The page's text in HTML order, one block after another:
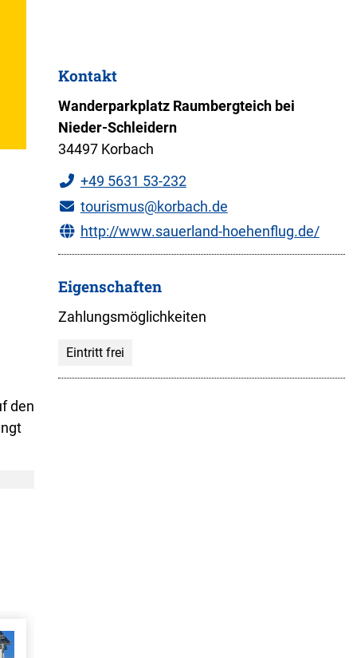
den
Kontakt
Wanderparkplatz Raumbergteich bei
Nieder-Schleidern
34497 Korbach
+49 5631 53-232
tourismus@korbach.de
http://www.sauerland-hoehenflug.de/
Eigenschaften
Zahlungsmöglichkeiten
Eintritt frei